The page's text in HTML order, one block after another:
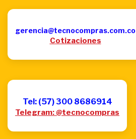
gerencia@tecnocompras.com.co
Cotizaciones
Tel: (57) 300 8686914
Telegram: @tecnocompras